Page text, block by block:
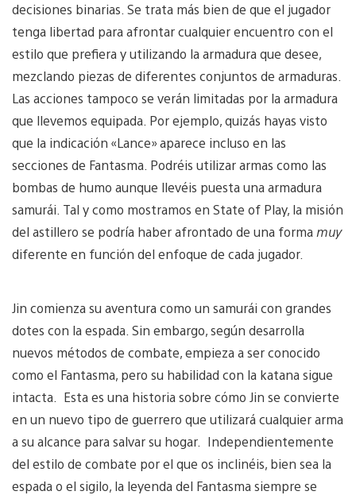
decisiones binarias. Se trata más bien de que el jugador
tenga libertad para afrontar cualquier encuentro con el
estilo que prefiera y utilizando la armadura que desee,
mezclando piezas de diferentes conjuntos de armaduras.
Las acciones tampoco se verán limitadas por la armadura
que llevemos equipada. Por ejemplo, quizás hayas visto
que la indicación «Lance» aparece incluso en las
secciones de Fantasma. Podréis utilizar armas como las
bombas de humo aunque llevéis puesta una armadura
samurái. Tal y como mostramos en State of Play, la misión
del astillero se podría haber afrontado de una forma muy
diferente en función del enfoque de cada jugador.
Jin comienza su aventura como un samurái con grandes
dotes con la espada. Sin embargo, según desarrolla
nuevos métodos de combate, empieza a ser conocido
como el Fantasma, pero su habilidad con la katana sigue
intacta. Esta es una historia sobre cómo Jin se convierte
en un nuevo tipo de guerrero que utilizará cualquier arma
a su alcance para salvar su hogar. Independientemente
del estilo de combate por el que os inclinéis, bien sea la
espada o el sigilo, la leyenda del Fantasma siempre se